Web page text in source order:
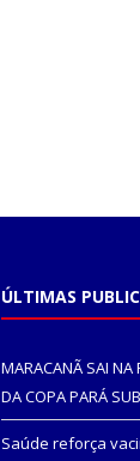
ÚLTIMAS
MARACANÃ SAI NA
DA COPA PARÁ
Saúde reforça